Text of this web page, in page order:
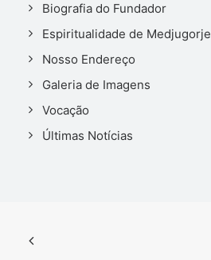
Biografia do Fundador
Espiritualidade de Medjugorje
Nosso Endereço
Galeria de Imagens
Vocação
Últimas Notícias